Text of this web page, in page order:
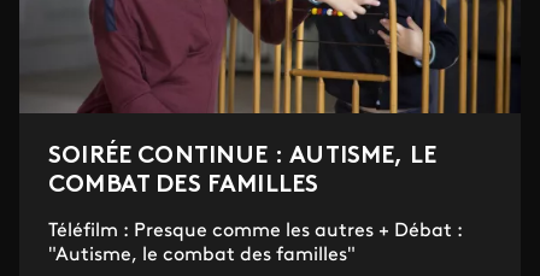
SOIRÉE CONTINUE : AUTISME, LE
COMBAT DES FAMILLES
Téléfilm : Presque comme les autres + Débat :
"Autisme, le combat des familles"